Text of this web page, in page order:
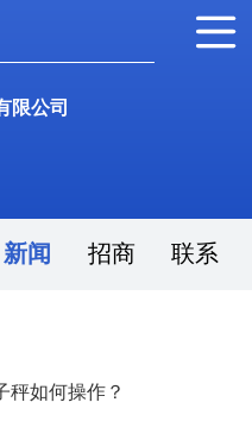
限公司
新闻 招商 联系
秤如何操作？